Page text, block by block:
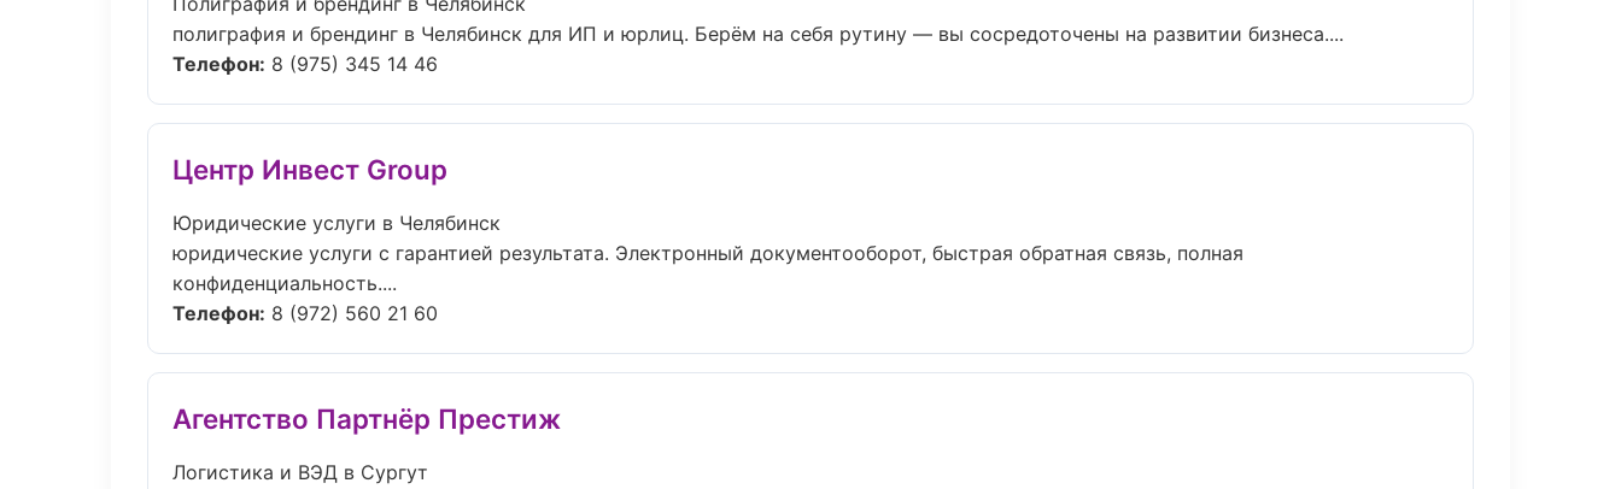
полиграфия и брендинг в Челябинск для ИП и юрлиц. Берём на себя рутину — вы сосредоточены на развитии бизнеса....
Телефон: 8 (975) 345 14 46
Центр Инвест Group
Юридические услуги в Челябинск
юридические услуги с гарантией результата. Электронный документооборот, быстрая обратная связь, полная
конфиденциальность....
Телефон: 8 (972) 560 21 60
Агентство Партнёр Престиж
Логистика и ВЭД в Сургут